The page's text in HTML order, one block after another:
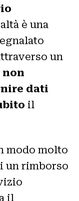
è una
un
non
dati
il
modo molto
un rimborso
il